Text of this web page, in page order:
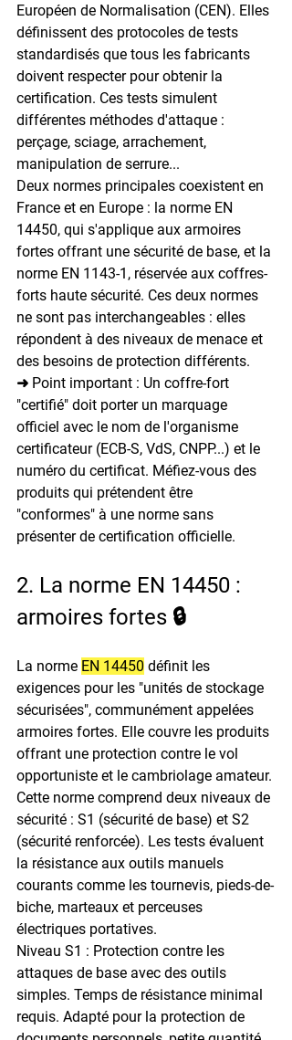
Européen de Normalisation (CEN). Elles
définissent des protocoles de tests
standardisés que tous les fabricants
doivent respecter pour obtenir la
certification. Ces tests simulent
différentes méthodes d'attaque :
perçage, sciage, arrachement,
manipulation de serrure...
Deux normes principales coexistent en
France et en Europe : la norme EN
14450, qui s'applique aux armoires
fortes offrant une sécurité de base, et la
norme EN 1143-1, réservée aux coffres-
forts haute sécurité. Ces deux normes
ne sont pas interchangeables : elles
répondent à des niveaux de menace et
des besoins de protection différents.
➜ Point important : Un coffre-fort
"certifié" doit porter un marquage
officiel avec le nom de l'organisme
certificateur (ECB-S, VdS, CNPP...) et le
numéro du certificat. Méfiez-vous des
produits qui prétendent être
"conformes" à une norme sans
présenter de certification officielle.
2. La norme EN 14450 :
armoires fortes 🔒
La norme EN 14450 définit les
exigences pour les "unités de stockage
sécurisées", communément appelées
armoires fortes. Elle couvre les produits
offrant une protection contre le vol
opportuniste et le cambriolage amateur.
Cette norme comprend deux niveaux de
sécurité : S1 (sécurité de base) et S2
(sécurité renforcée). Les tests évaluent
la résistance aux outils manuels
courants comme les tournevis, pieds-de-
biche, marteaux et perceuses
électriques portatives.
Niveau S1 : Protection contre les
attaques de base avec des outils
simples. Temps de résistance minimal
requis. Adapté pour la protection de